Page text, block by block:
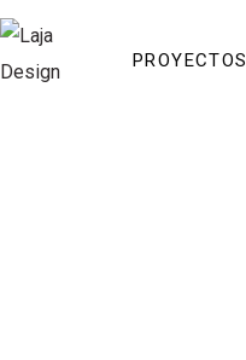
PROYECTOS